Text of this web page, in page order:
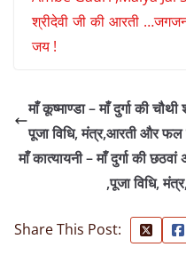
श्रीदेवी जी की आरती
जय !
माँ कूष्माण्डा – माँ दुर्गा की
पूजा विधि, मंत्र,आरती और फल
माँ कात्यायनी – माँ दुर्गा की
,पूजा विधि,
Share This Post: